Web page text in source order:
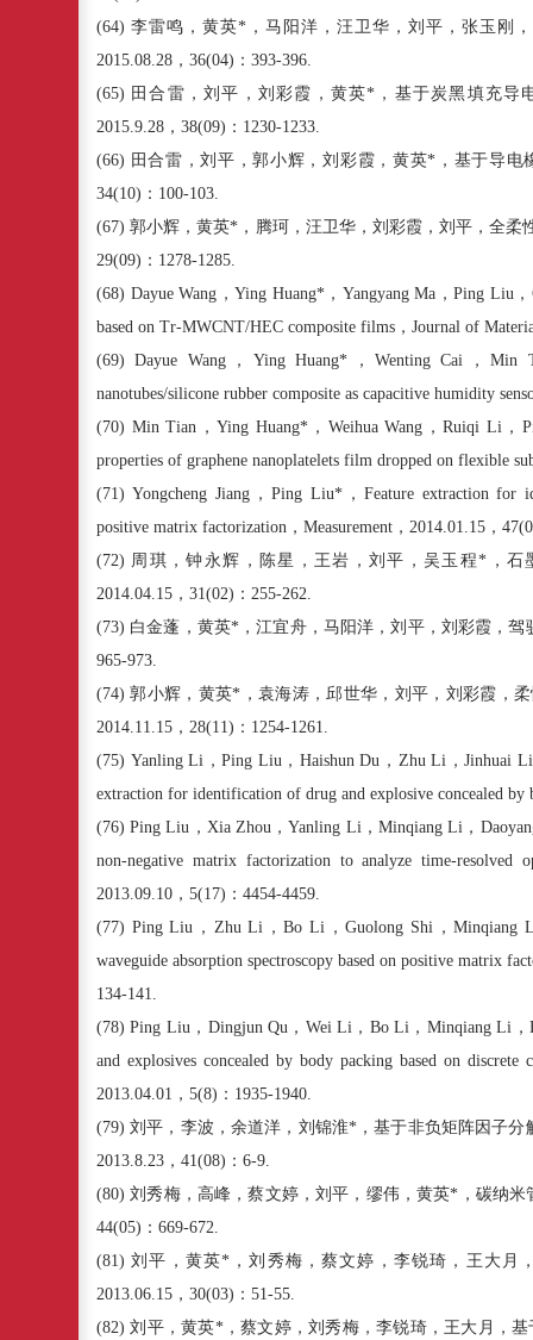
(64) 李雷鸣，黄英*，马阳洋，汪卫华，刘平，张玉刚
2015.08.28 ， 36(04) ： 393-396.
(65) 田合雷，刘平，刘彩霞，黄英* ，基于炭黑填充导
2015.9.28 ， 38(09) ： 1230-1233.
(66) 田合雷，刘平，郭小辉，刘彩霞，黄英* ，基于导电
34(10) ： 100-103.
(67)郭小辉，黄英* ，腾珂，汪卫华，刘彩霞，刘平，全
29(09) ： 1278-1285.
(68) Dayue Wang ， Ying Huang*， Yangyang Ma ， Ping Liu ，
based on Tr-MWCNT/HEC composite films ， Journal of
(69)Dayue Wang， Ying Huang* ，Wenting Cai ，Min
nanotubes/silicone rubber composite as capacitive humidity
(70) Min Tian ，Ying Huang*， Weihua Wang ，Ruiqi Li ，
properties of graphene nanoplatelets film dropped on flexible
(71)Yongcheng Jiang，Ping Liu*，Feature extraction for
positive matrix factorization ， Measurement ， 2014.01.15 ， 47(
(72) 周琪，钟永辉，陈星，王岩，刘平，吴玉程* ，石
2014.04.15 ， 31(02) ： 255-262.
(73) 白金蓬，黄英*，江宜舟，马阳洋，刘平，刘彩霞，
965-973.
(74)郭小辉，黄英* ，袁海涛，邱世华，刘平，刘彩霞，
2014.11.15 ， 28(11) ： 1254-1261.
(75) Yanling Li ，Ping Liu ， Haishun Du ， Zhu Li ，Jinhuai
extraction for identification of drug and explosive concealed by
(76)Ping Liu ， Xia Zhou ，Yanling Li ，Minqiang Li ，
non-negative matrix factorization to analyze time-resolved
2013.09.10 ， 5(17) ： 4454-4459.
(77) Ping Liu ， Zhu Li ，Bo Li ，Guolong Shi ，Minqiang
waveguide absorption spectroscopy based on positive matrix
134-141.
(78)Ping Liu ， Dingjun Qu ， Wei Li ， Bo Li ， Minqiang Li ，
and explosives concealed by body packing based on
2013.04.01 ， 5(8) ： 1935-1940.
(79)刘平，李波，余道洋，刘锦淮* ，基于非负矩阵因子
2013.8.23 ， 41(08) ： 6-9.
(80)刘秀梅，高峰，蔡文婷，刘平，缪伟，黄英* ，碳纳米
44(05) ： 669-672.
(81)刘平，黄英* ，刘秀梅，蔡文婷，李锐琦，王大
2013.06.15 ， 30(03) ： 51-55.
(82)刘平，黄英*，蔡文婷，刘秀梅，李锐琦，王大月，